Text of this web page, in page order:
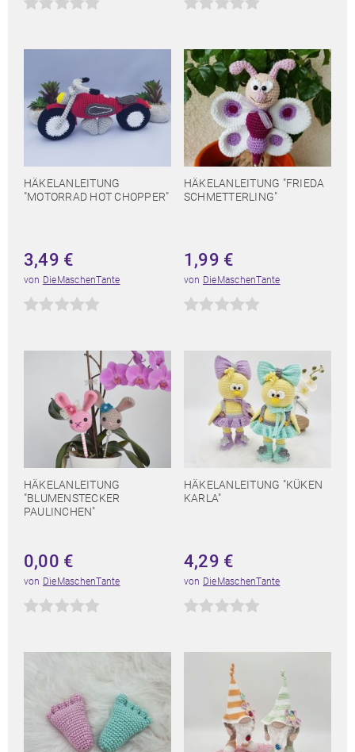
HÄKELANLEITUNG
"MOTORRAD HOT CHOPPER"
3,49 €
von DieMaschenTante
HÄKELANLEITUNG "FRIEDA
SCHMETTERLING"
1,99 €
von DieMaschenTante
HÄKELANLEITUNG
"BLUMENSTECKER
PAULINCHEN"
0,00 €
von DieMaschenTante
HÄKELANLEITUNG "KÜKEN
KARLA"
4,29 €
von DieMaschenTante